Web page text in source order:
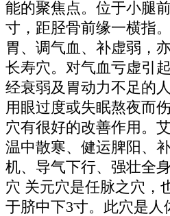
能的聚焦点。位于小腿
寸，距胫骨前缘一横指
胃、调气血、补虚弱，
长寿穴。对气血亏虚引
经衰弱及胃动力不足的
用眼过度或失眠熬夜而
穴有很好的改善作用。
温中散寒、健运脾阳、
机、导气下行、强壮全
穴 关元穴是任脉之穴，
于脐中下3寸。此穴是人